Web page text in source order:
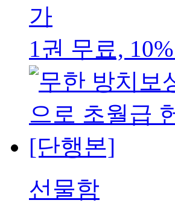
가
1권 무료,
선물함